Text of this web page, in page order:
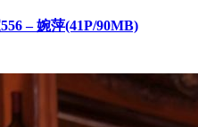
– 婉萍(41P/90MB)